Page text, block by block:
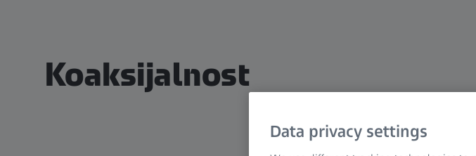
Koaksijalnost
Data privacy settings